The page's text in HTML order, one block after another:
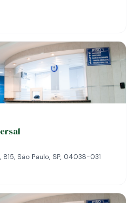
815, São Paulo, SP, 04038-031